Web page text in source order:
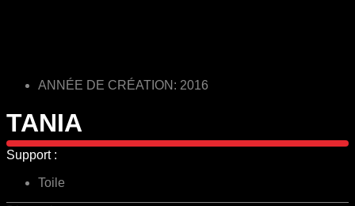
ANNÉE DE CRÉATION: 2016
TANIA
Support :
Toile